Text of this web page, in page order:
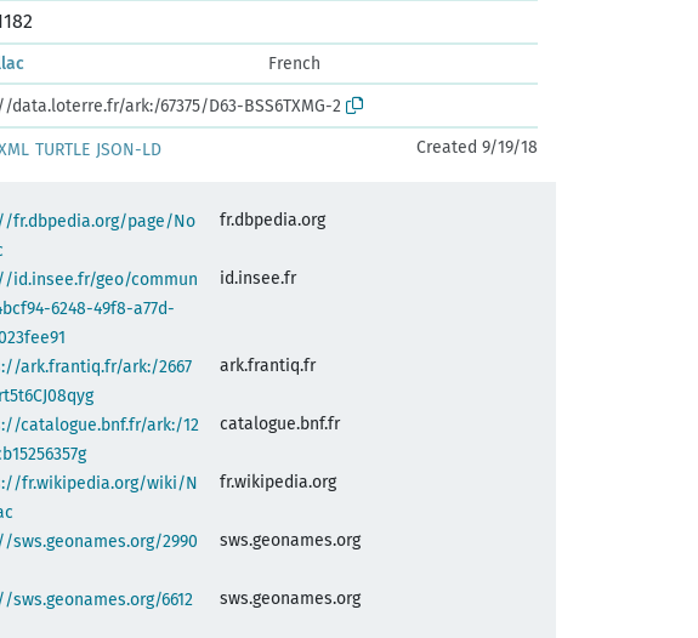
French
data.loterre.fr/ark:/67375/D63-BSS6TXMG-2
TURTLE JSON-LD Created 9/19/18
fr.dbpedia.org/page/No
fr.dbpedia.org
id.insee.fr/geo/commun
6248-49f8-a77d-
id.insee.fr
ark.frantiq.fr/ark:/2667
ark.frantiq.fr
catalogue.bnf.fr/ark:/12
catalogue.bnf.fr
fr.wikipedia.org/wiki/N
fr.wikipedia.org
sws.geonames.org/2990
sws.geonames.org
sws.geonames.org/6612
sws.geonames.org